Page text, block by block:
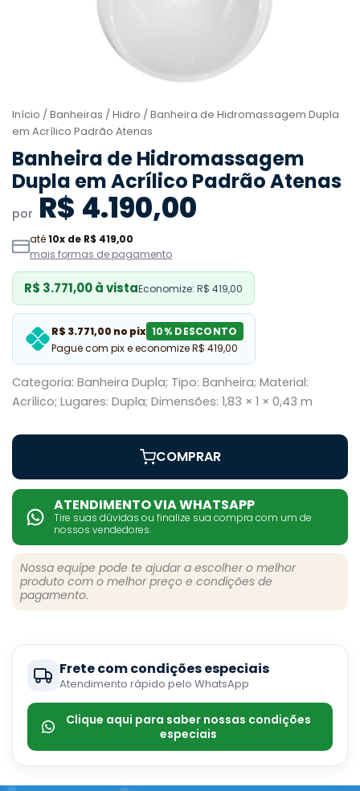
Início / Banheiras / Hidro / Banheira de Hidromassagem Dupla
em Acrílico Padrão Atenas
Banheira de Hidromassagem
Dupla em Acrílico Padrão Atenas
por R$ 4.190,00
até10x de R$ 419,00
mais formas de pagamento
R$ 3.771,00 à vistaEconomize: R$ 419,00
R$ 3.771,00 no pix 10% DESCONTO
Pague com pix e economize R$ 419,00
Categoria: Banheira Dupla; Tipo: Banheira; Material:
Acrílico; Lugares: Dupla; Dimensões: 1,83 × 1 × 0,43 m
COMPRAR
ATENDIMENTO VIA WHATSAPP
Tire suas dúvidas ou finalize sua compra com um de
nossos vendedores.
Nossa equipe pode te ajudar a escolher o melhor
produto com o melhor preço e condições de
pagamento.
Frete com condições especiais
Atendimento rápido pelo WhatsApp
Clique aqui para saber nossas condições
especiais